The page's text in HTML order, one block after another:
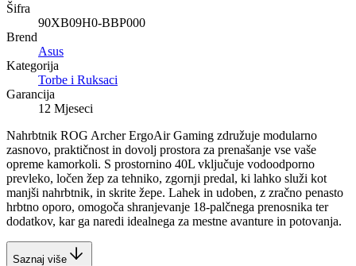
Šifra
90XB09H0-BBP000
Brend
Asus
Kategorija
Torbe i Ruksaci
Garancija
12 Mjeseci
Nahrbtnik ROG Archer ErgoAir Gaming združuje modularno
zasnovo, praktičnost in dovolj prostora za prenašanje vse vaše
opreme kamorkoli. S prostornino 40L vključuje vodoodporno
prevleko, ločen žep za tehniko, zgornji predal, ki lahko služi kot
manjši nahrbtnik, in skrite žepe. Lahek in udoben, z zračno penasto
hrbtno oporo, omogoča shranjevanje 18-palčnega prenosnika ter
dodatkov, kar ga naredi idealnega za mestne avanture in potovanja.
Saznaj više